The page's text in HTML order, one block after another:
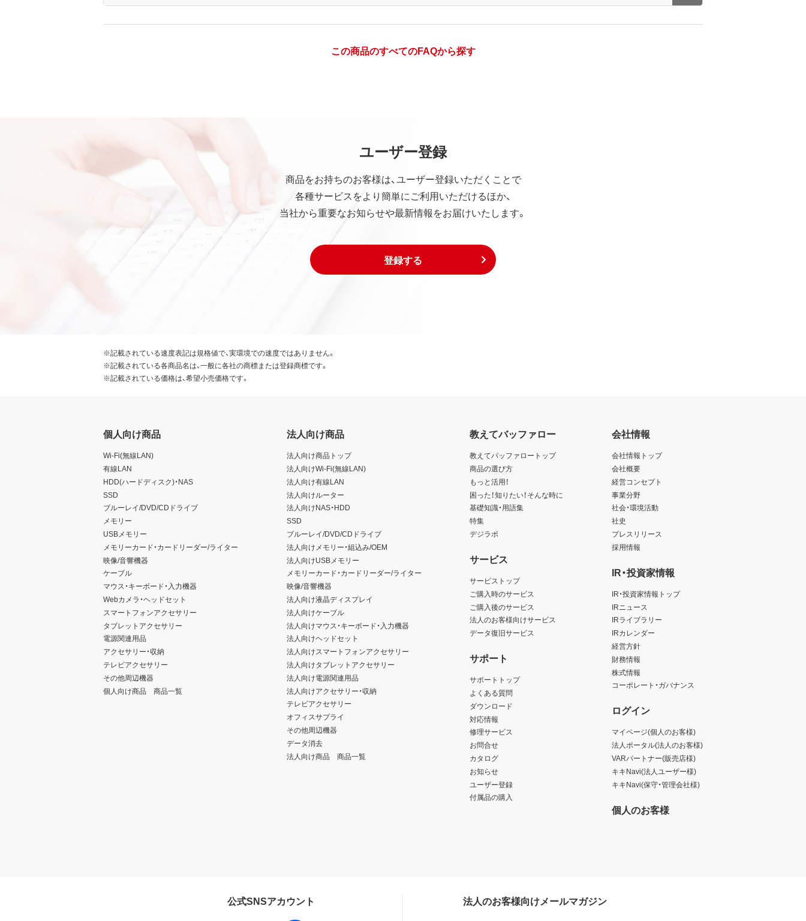
この商品のすべてのFAQから探す
ユーザー登録
商品をお持ちのお客様は、ユーザー登録いただくことで
各種サービスをより簡単にご利用いただけるほか、
当社から重要なお知らせや最新情報をお届けいたします。
登録する
※記載されている速度表記は規格値で、実環境での速度ではありません。
※記載されている各商品名は、一般に各社の商標または登録商標です。
※記載されている価格は、希望小売価格です。
個人向け商品
Wi-Fi(無線LAN)
有線LAN
HDD(ハードディスク)・NAS
SSD
ブルーレイ/DVD/CDドライブ
メモリー
USBメモリー
メモリーカード・カードリーダー/ライター
映像/音響機器
ケーブル
マウス・キーボード・入力機器
Webカメラ・ヘッドセット
スマートフォンアクセサリー
タブレットアクセサリー
電源関連用品
アクセサリー・収納
テレビアクセサリー
その他周辺機器
個人向け商品 商品一覧
法人向け商品
法人向け商品トップ
法人向けWi-Fi(無線LAN)
法人向け有線LAN
法人向けルーター
法人向けNAS・HDD
SSD
ブルーレイ/DVD/CDドライブ
法人向けメモリー・組込み/OEM
法人向けUSBメモリー
メモリーカード・カードリーダー/ライター
映像/音響機器
法人向け液晶ディスプレイ
法人向けケーブル
法人向けマウス・キーボード・入力機器
法人向けヘッドセット
法人向けスマートフォンアクセサリー
法人向けタブレットアクセサリー
法人向け電源関連用品
法人向けアクセサリー・収納
テレビアクセサリー
オフィスサプライ
その他周辺機器
データ消去
法人向け商品 商品一覧
教えてバッファロー
教えてバッファロートップ
商品の選び方
もっと活用！
困った！知りたい！そんな時に
基礎知識・用語集
特集
デジラボ
サービス
サービストップ
ご購入時のサービス
ご購入後のサービス
法人のお客様向けサービス
データ復旧サービス
サポート
サポートトップ
よくある質問
ダウンロード
対応情報
修理サービス
お問合せ
カタログ
お知らせ
ユーザー登録
付属品の購入
会社情報
会社情報トップ
会社概要
経営コンセプト
事業分野
社会・環境活動
社史
プレスリリース
採用情報
IR・投資家情報
IR・投資家情報トップ
IRニュース
IRライブラリー
IRカレンダー
経営方針
財務情報
株式情報
コーポレート・ガバナンス
ログイン
マイページ(個人のお客様)
法人ポータル(法人のお客様)
VARパートナー(販売店様)
キキNavi(法人ユーザー様)
キキNavi(保守・管理会社様)
個人のお客様
公式SNSアカウント 法人のお客様向けメールマガジン